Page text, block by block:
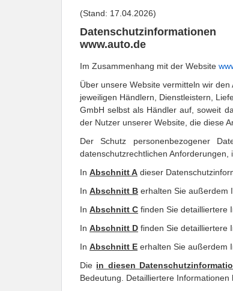
(Stand: 17.04.2026)
Datenschutzinformationen
www.auto.de
Im Zusammenhang mit der Website
Über unsere Website vermitteln wir
jeweiligen Händlern, Dienstleistern,
GmbH selbst als Händler auf, soweit
der Nutzer unserer Website, die diese
Der Schutz personenbezogener
datenschutzrechtlichen
In Abschnitt A dieser
In Abschnitt B erhalten Sie außerdem
In Abschnitt C finden Sie detailliertere
In Abschnitt D finden Sie detailliertere
In Abschnitt E erhalten Sie außerdem
Die in diesen
Bedeutung. Detailliertere Informationen